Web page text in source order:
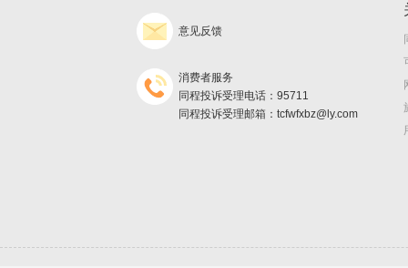
意见反馈
消费者服务
同程投诉受理电话：95711
同程投诉受理邮箱：tcfwfxbz@ly.com